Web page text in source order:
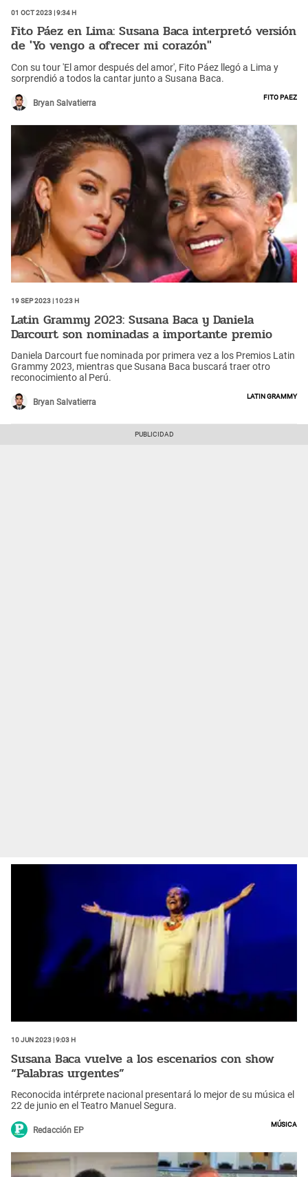
01 Oct 2023 | 9:34 h
Fito Páez en Lima: Susana Baca interpretó versión
de 'Yo vengo a ofrecer mi corazón"
Con su tour 'El amor después del amor', Fito Páez llegó a Lima y
sorprendió a todos la cantar junto a Susana Baca.
Bryan Salvatierra
Fito Paez
19 Sep 2023 | 10:23 h
Latin Grammy 2023: Susana Baca y Daniela
Darcourt son nominadas a importante premio
Daniela Darcourt fue nominada por primera vez a los Premios Latin
Grammy 2023, mientras que Susana Baca buscará traer otro
reconocimiento al Perú.
Bryan Salvatierra
Latin Grammy
10 Jun 2023 | 9:03 h
Susana Baca vuelve a los escenarios con show
“Palabras urgentes”
Reconocida intérprete nacional presentará lo mejor de su música el
22 de junio en el Teatro Manuel Segura.
Redacción EP
Música